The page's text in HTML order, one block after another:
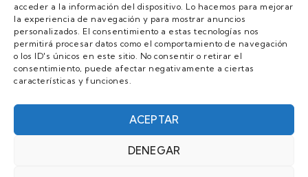
acceder a la información del dispositivo. Lo hacemos para mejorar
la experiencia de navegación y para mostrar anuncios
personalizados. El consentimiento a estas tecnologías nos
permitirá procesar datos como el comportamiento de navegación
o los ID's únicos en este sitio. No consentir o retirar el
consentimiento, puede afectar negativamente a ciertas
características y funciones.
ACEPTAR
DENEGAR
MENU
Quienes Somos
Guias
Contacto
Únete